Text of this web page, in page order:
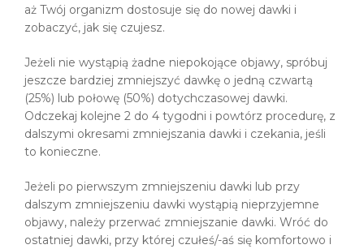
aż Twój organizm dostosuje się do nowej dawki i
zobaczyć, jak się czujesz.
Jeżeli nie wystąpią żadne niepokojące objawy, spróbuj
jeszcze bardziej zmniejszyć dawkę o jedną czwartą
(25%) lub połowę (50%) dotychczasowej dawki.
Odczekaj kolejne 2 do 4 tygodni i powtórz procedurę, z
dalszymi okresami zmniejszania dawki i czekania, jeśli
to konieczne.
Jeżeli po pierwszym zmniejszeniu dawki lub przy
dalszym zmniejszeniu dawki wystąpią nieprzyjemne
objawy, należy przerwać zmniejszanie dawki. Wróć do
ostatniej dawki, przy której czułeś/-aś się komfortowo i